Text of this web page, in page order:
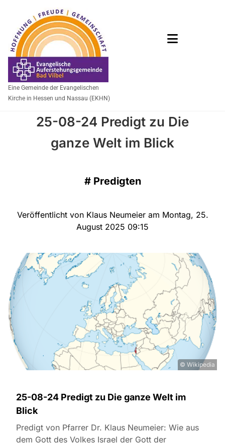
Eine Gemeinde der Evangelischen
Kirche in Hessen und Nassau (EKHN)
25-08-24 Predigt zu Die
ganze Welt im Blick
# Predigten
Veröffentlicht von Klaus Neumeier am Montag, 25.
August 2025 09:15
© Wikipedia
25-08-24 Predigt zu Die ganze Welt im
Blick
Predigt von Pfarrer Dr. Klaus Neumeier: Wie aus
dem Gott des Volkes Israel der Gott der